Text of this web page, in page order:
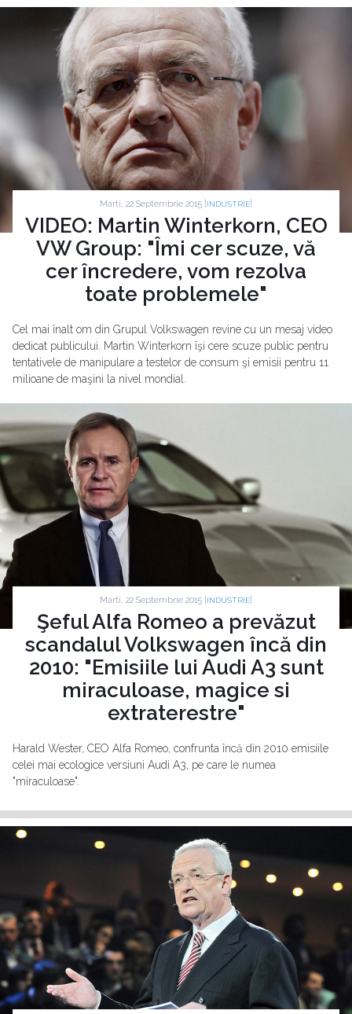
Marti, 22 Septembrie 2015 | INDUSTRIE
VIDEO: Martin Winterkorn, CEO
VW Group: "Îmi cer scuze, vă
cer încredere, vom rezolva
toate problemele"
Cel mai înalt om din Grupul Volkswagen revine cu un mesaj video
dedicat publicului. Martin Winterkorn îşi cere scuze public pentru
tentativele de manipulare a testelor de consum şi emisii pentru 11
milioane de maşini la nivel mondial.
Marti, 22 Septembrie 2015 | INDUSTRIE
Şeful Alfa Romeo a prevăzut
scandalul Volkswagen încă din
2010: "Emisiile lui Audi A3 sunt
miraculoase, magice si
extraterestre"
Harald Wester, CEO Alfa Romeo, confrunta încă din 2010 emisiile
celei mai ecologice versiuni Audi A3, pe care le numea
"miraculoase".